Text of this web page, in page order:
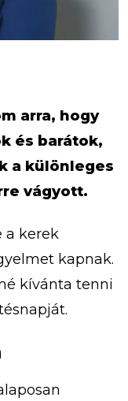
arra, hogy
és barátok,
a különleges
vágyott.
a kerek
kapnak.
kívánta tenni